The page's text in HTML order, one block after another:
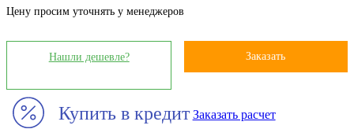
Цену просим уточнять у менеджеров
Заказать
Нашли дешевле?
Купить в кредит Заказать расчет